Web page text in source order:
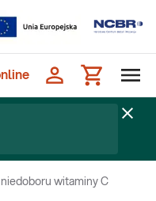
witaminy C